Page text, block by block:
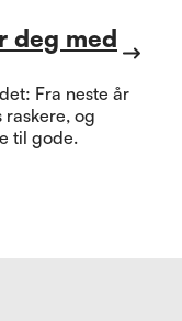
deg med
Fra neste år
og
til gode.